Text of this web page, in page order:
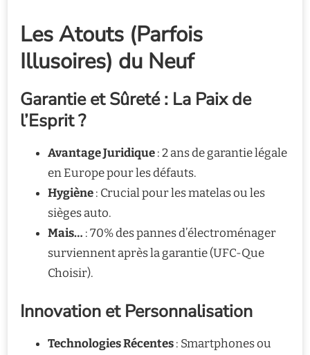
Les Atouts (Parfois
Illusoires) du Neuf
Garantie et Sûreté : La Paix de
l’Esprit ?
Avantage Juridique: 2 ans de garantie légale
en Europe pour les défauts.
Hygiène: Crucial pour les matelas ou les
sièges auto.
Mais… : 70% des pannes d’électroménager
surviennent après la garantie (UFC-Que
Choisir).
Innovation et Personnalisation
Technologies Récentes: Smartphones ou